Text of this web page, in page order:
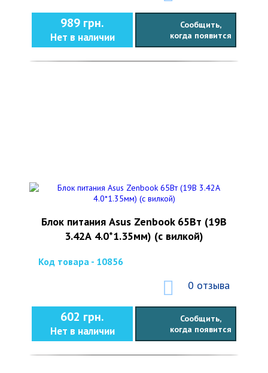
989 грн.
Нет в наличии
Сообщить,
когда появится
Блок питания Asus Zenbook 65Вт (19В
3.42А 4.0*1.35мм) (с вилкой)
Код товара - 10856
0 отзыва
602 грн.
Нет в наличии
Сообщить,
когда появится